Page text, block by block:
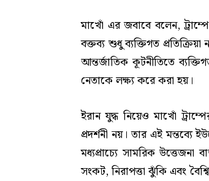
মাখোঁ এর জবাবে বলেন,
বক্তব্য শুধু ব্যক্তিগত
আন্তর্জাতিক কূটনীতিতে
নেতাকে লক্ষ্য করে করা হয়।
ইরান যুদ্ধ নিয়েও মাখোঁ
প্রদর্শনী নয়। তার এই
মধ্যপ্রাচ্যে সামরিক উত্তেজনা
সংকট, নিরাপত্তা ঝুঁকি এবং